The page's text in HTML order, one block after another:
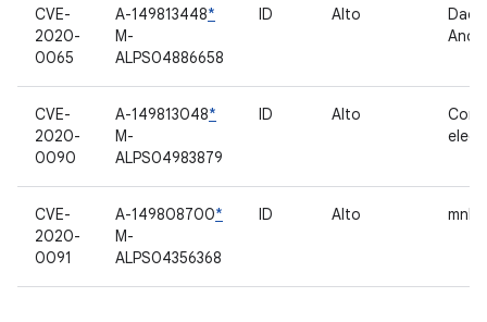
CVE-
2020-
0065
A-149813448*
M-
ALPS04886658
ID Alto
CVE-
2020-
0090
A-149813048*
M-
ALPS04983879
ID Alto
CVE-
2020-
0091
A-149808700*
M-
ALPS04356368
ID Alto mnld